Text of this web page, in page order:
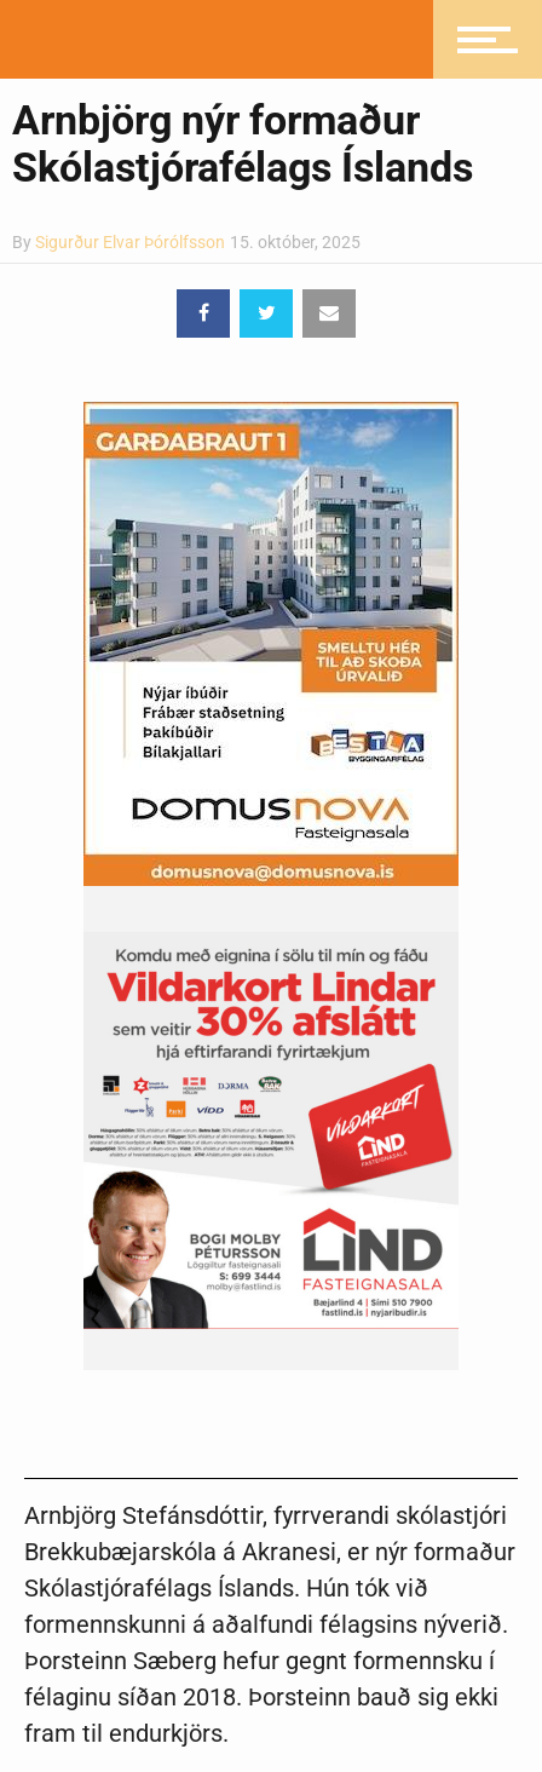
Ljósmyndasafn
Arnbjörg nýr formaður
Skólastjórafélags Íslands
By Sigurður Elvar Þórólfsson 15. október, 2025
Arnbjörg Stefánsdóttir, fyrrverandi skólastjóri
Brekkubæjarskóla á Akranesi, er nýr formaður
Skólastjórafélags Íslands. Hún tók við
formennskunni á aðalfundi félagsins nýverið.
Þorsteinn Sæberg hefur gegnt formennsku í
félaginu síðan 2018. Þorsteinn bauð sig ekki
fram til endurkjörs.